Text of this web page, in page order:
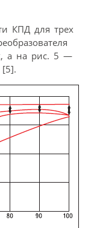
КПД для трех
а на рис. 5 —